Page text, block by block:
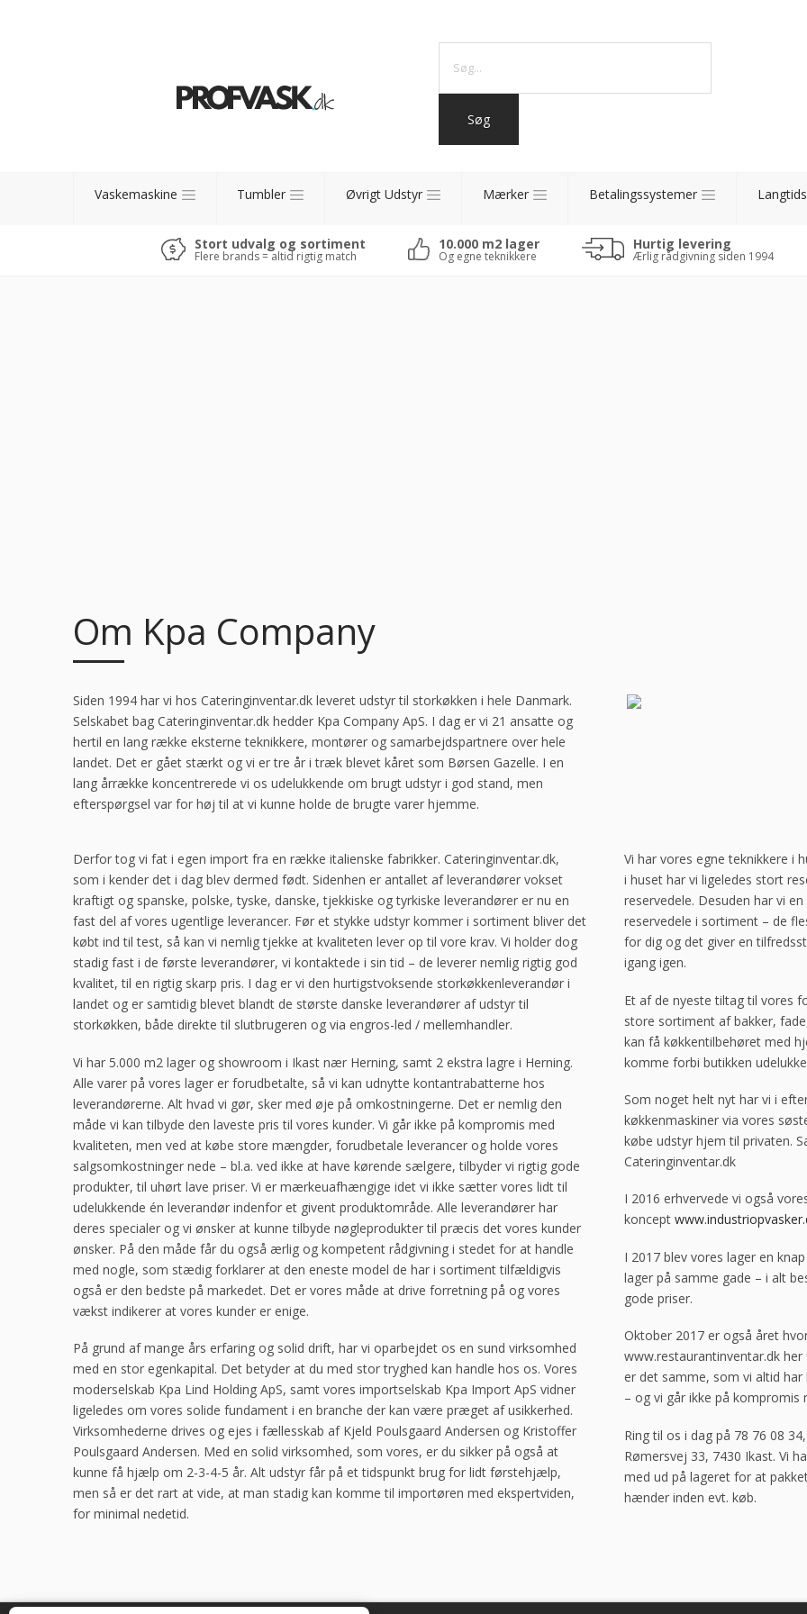
Vaskemaskine Tumbler Øvrigt Udstyr Mærker Betalingssystemer
Stort udvalg og sortiment
Flere brands = altid rigtig match
10.000 m2 lager
Og egne teknikkere
Hurtig levering
Ærlig rådgivning siden 1994
Om Kpa Company
Siden 1994 har vi hos Cateringinventar.dk leveret udstyr til storkøkken i hele Danmark.
Selskabet bag Cateringinventar.dk hedder Kpa Company ApS. I dag er vi 21 ansatte og
hertil en lang række eksterne teknikkere, montører og samarbejdspartnere over hele
landet. Det er gået stærkt og vi er tre år i træk blevet kåret som Børsen Gazelle. I en
lang årrække koncentrerede vi os udelukkende om brugt udstyr i god stand, men
efterspørgsel var for høj til at vi kunne holde de brugte varer hjemme.
Derfor tog vi fat i egen import fra en række italienske fabrikker. Cateringinventar.dk,
som i kender det i dag blev dermed født. Sidenhen er antallet af leverandører vokset
kraftigt og spanske, polske, tyske, danske, tjekkiske og tyrkiske leverandører er nu en
fast del af vores ugentlige leverancer. Før et stykke udstyr kommer i sortiment bliver det
købt ind til test, så kan vi nemlig tjekke at kvaliteten lever op til vore krav. Vi holder dog
stadig fast i de første leverandører, vi kontaktede i sin tid – de leverer nemlig rigtig god
kvalitet, til en rigtig skarp pris. I dag er vi den hurtigstvoksende storkøkkenleverandør i
landet og er samtidig blevet blandt de største danske leverandører af udstyr til
storkøkken, både direkte til slutbrugeren og via engros-led / mellemhandler.
Vi har 5.000 m2 lager og showroom i Ikast nær Herning, samt 2 ekstra lagre i Herning.
Alle varer på vores lager er forudbetalte, så vi kan udnytte kontantrabatterne hos
leverandørerne. Alt hvad vi gør, sker med øje på omkostningerne. Det er nemlig den
måde vi kan tilbyde den laveste pris til vores kunder. Vi går ikke på kompromis med
kvaliteten, men ved at købe store mængder, forudbetale leverancer og holde vores
salgsomkostninger nede – bl.a. ved ikke at have kørende sælgere, tilbyder vi rigtig gode
produkter, til uhørt lave priser. Vi er mærkeuafhængige idet vi ikke sætter vores lidt til
udelukkende én leverandør indenfor et givent produktområde. Alle leverandører har
deres specialer og vi ønsker at kunne tilbyde nøgleprodukter til præcis det vores kunder
ønsker. På den måde får du også ærlig og kompetent rådgivning i stedet for at handle
med nogle, som stædig forklarer at den eneste model de har i sortiment tilfældigvis
også er den bedste på markedet. Det er vores måde at drive forretning på og vores
vækst indikerer at vores kunder er enige.
På grund af mange års erfaring og solid drift, har vi oparbejdet os en sund virksomhed
med en stor egenkapital. Det betyder at du med stor tryghed kan handle hos os. Vores
moderselskab Kpa Lind Holding ApS, samt vores importselskab Kpa Import ApS vidner
ligeledes om vores solide fundament i en branche der kan være præget af usikkerhed.
Virksomhederne drives og ejes i fællesskab af Kjeld Poulsgaard Andersen og Kristoffer
Poulsgaard Andersen. Med en solid virksomhed, som vores, er du sikker på også at
kunne få hjælp om 2-3-4-5 år. Alt udstyr får på et tidspunkt brug for lidt førstehjælp,
men så er det rart at vide, at man stadig kan komme til importøren med ekspertviden,
for minimal nedetid.
Vi har vores egne teknikkere i
i huset har vi ligeledes stort
reservedele. Desuden har vi
reservedele i sortiment – de
for dig og det giver en
igang igen.
Et af de nyeste tiltag til vores
store sortiment af bakker,
kan få køkkentilbehøret med
komme forbi butikken
Som noget helt nyt har vi i
køkkenmaskiner via vores
købe udstyr hjem til privaten.
Cateringinventar.dk
I 2016 erhvervede vi også
koncept
I 2017 blev vores lager en
lager på samme gade – i alt
gode priser.
Oktober 2017 er også året
www.restaurantinventar.dk
er det samme, som vi altid
– og vi går ikke på kompromis
Ring til os i dag på 78 76 08
Rømersvej 33, 7430 Ikast. Vi
med ud på lageret for at
hænder inden evt. køb.